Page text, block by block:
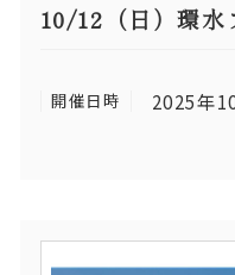
10/12（日）環水
開催日時 2025年